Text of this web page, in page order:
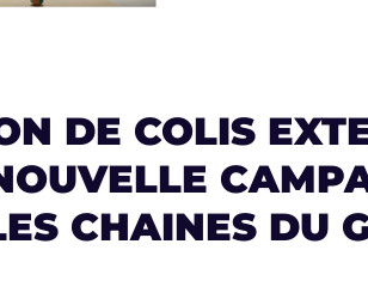
DE COLIS
CHAINES DU